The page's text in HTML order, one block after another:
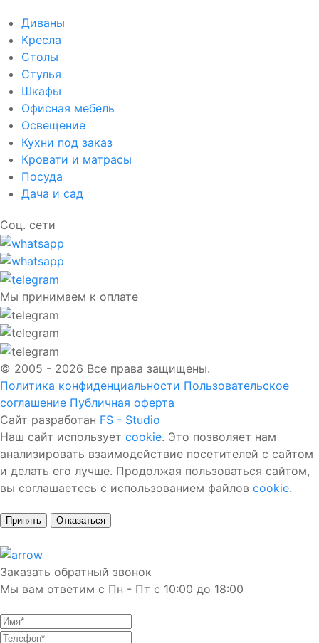
Диваны
Кресла
Столы
Стулья
Шкафы
Офисная мебель
Освещение
Кухни под заказ
Кровати и матрасы
Посуда
Дача и сад
Соц. сети
Мы принимаем к оплате
© 2005 - 2026 Все права защищены.
Политика конфиденциальности Пользовательское
соглашение Публичная оферта
Сайт разработан FS - Studio
Наш сайт использует cookie. Это позволяет нам
анализировать взаимодействие посетителей с сайтом
и делать его лучше. Продолжая пользоваться сайтом,
вы соглашаетесь с использованием файлов cookie.
Принять Отказаться
Заказать обратный звонок
Мы вам ответим с Пн - Пт с 10:00 до 18:00